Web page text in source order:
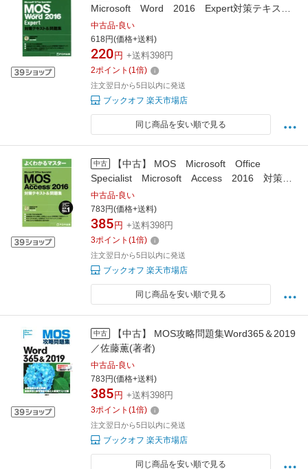
Microsoft Word 2016 Expert対策テキスト
＆問題集 よくわかるマスター／FOM出版
中古品-良い
618円(価格+送料)
220 円 +送料398円
2ポイント (1倍)
注文翌日から5日以内に発送
ブックオフ 楽天市場店
同じ商品を安い順で見る
中古
【中古】 MOS Microsoft Office
Specialist Microsoft Access 2016 対策テ
キスト＆問題集 よくわかるマスター／富士通エ
フ・オー・エム株式会社(著者)
中古品-良い
783円(価格+送料)
385 円 +送料398円
3ポイント (1倍)
注文翌日から5日以内に発送
ブックオフ 楽天市場店
同じ商品を安い順で見る
中古
【中古】 MOS攻略問題集Word365＆2019
／佐藤薫(著者)
中古品-良い
783円(価格+送料)
385 円 +送料398円
3ポイント (1倍)
注文翌日から5日以内に発送
ブックオフ 楽天市場店
同じ商品を安い順で見る